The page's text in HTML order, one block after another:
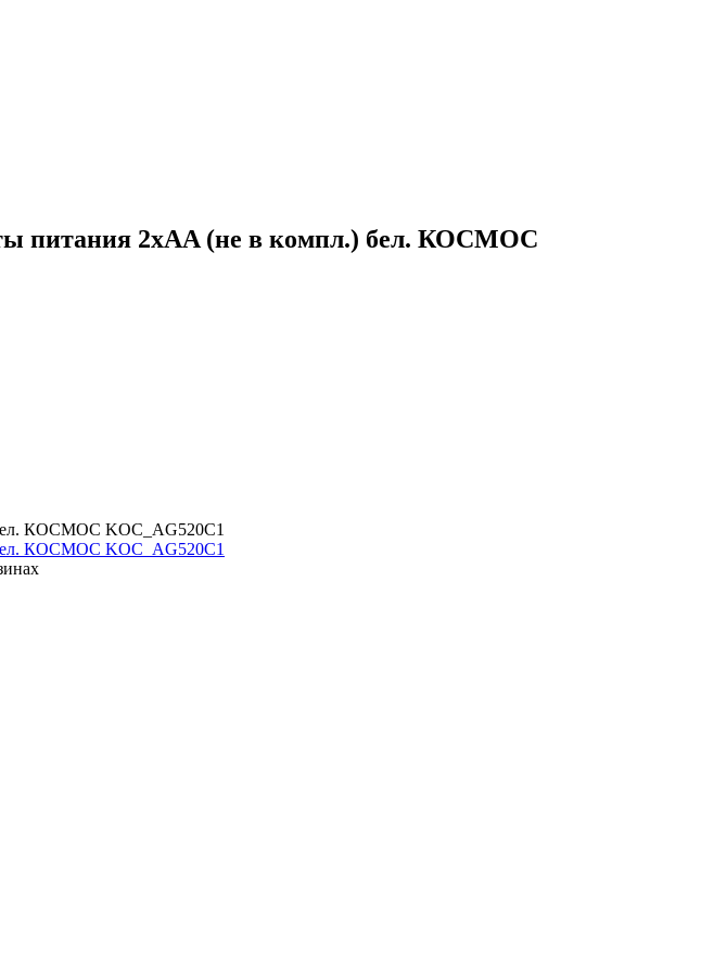
питания 2хAA (не в компл.) бел. КОСМОС
КОСМОС KOC_AG520C1